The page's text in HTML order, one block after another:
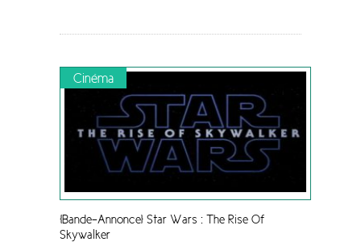
Cinéma
[Bande-Annonce] Star Wars : The Rise Of
Skywalker